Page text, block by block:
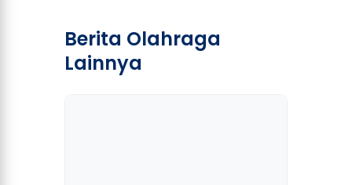
Berita Olahraga
Lainnya